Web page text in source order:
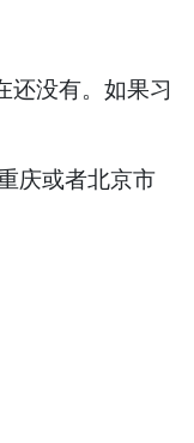
没有。如果习
庆或者北京市